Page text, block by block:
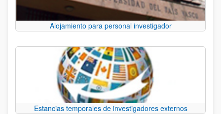
Alojamiento para personal investigador
Estancias temporales de investigadores externos